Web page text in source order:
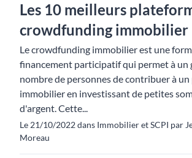
Les 10 meilleurs
crowdfunding immobilier
Le crowdfunding immobilier est une
financement participatif qui permet à un
nombre de personnes de contribuer à
immobilier en investissant de petites
d'argent. Cette...
Le 21/10/2022 dans Immobilier et SCPI par
Moreau